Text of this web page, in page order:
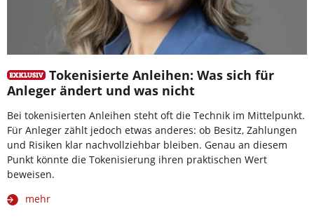
Tokenisierte Anleihen: Was sich für
Anleger ändert und was nicht
Bei tokenisierten Anleihen steht oft die Technik im Mittelpunkt.
Für Anleger zählt jedoch etwas anderes: ob Besitz, Zahlungen
und Risiken klar nachvollziehbar bleiben. Genau an diesem
Punkt könnte die Tokenisierung ihren praktischen Wert
beweisen.
mehr